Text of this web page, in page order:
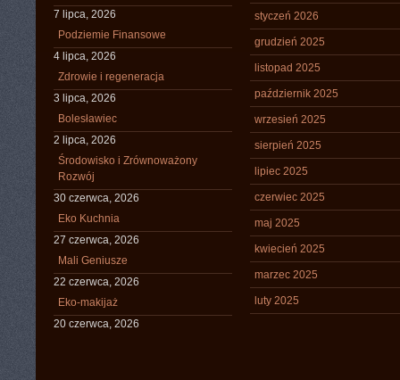
7 lipca, 2026
Podziemie Finansowe
4 lipca, 2026
Zdrowie i regeneracja
3 lipca, 2026
Bolesławiec
2 lipca, 2026
Środowisko i Zrównoważony
Rozwój
30 czerwca, 2026
Eko Kuchnia
27 czerwca, 2026
Mali Geniusze
22 czerwca, 2026
Eko-makijaż
20 czerwca, 2026
styczeń 2026
grudzień 2025
listopad 2025
październik 2025
wrzesień 2025
sierpień 2025
lipiec 2025
czerwiec 2025
maj 2025
kwiecień 2025
marzec 2025
luty 2025